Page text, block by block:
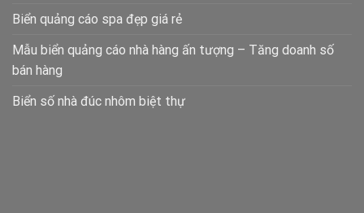
Biển quảng cáo spa đẹp giá rẻ
Mẫu biển quảng cáo nhà hàng ấn tượng – Tăng doanh số
bán hàng
Biển số nhà đúc nhôm biệt thự